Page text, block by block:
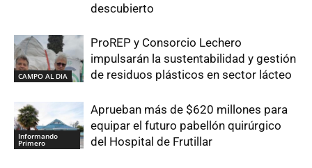
descubierto
CAMPO AL DIA
ProREP y Consorcio Lechero
impulsarán la sustentabilidad y gestión
de residuos plásticos en sector lácteo
Informando
Primero
Aprueban más de $620 millones para
equipar el futuro pabellón quirúrgico
del Hospital de Frutillar